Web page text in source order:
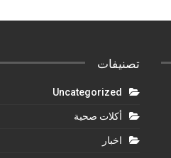
تصنيفات
Uncategorized
أكلات صحية
اخبار